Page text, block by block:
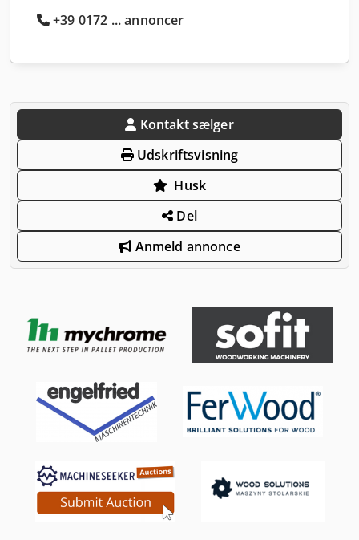
+39 0172 ... annoncer
Kontakt sælger
Udskriftsvisning
Husk
Del
Anmeld annonce